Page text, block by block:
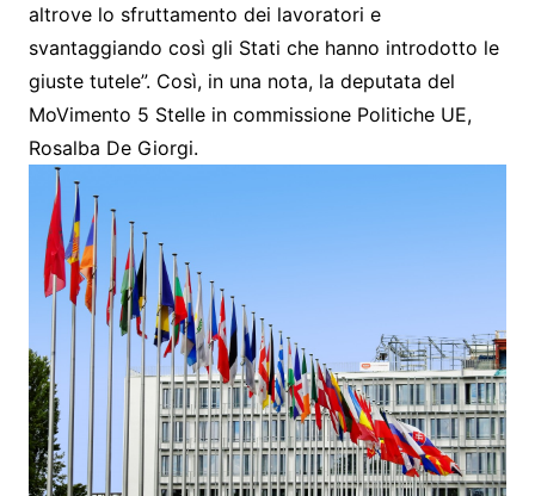
altrove lo sfruttamento dei lavoratori e
svantaggiando così gli Stati che hanno introdotto le
giuste tutele”. Così, in una nota, la deputata del
MoVimento 5 Stelle in commissione Politiche UE,
Rosalba De Giorgi.